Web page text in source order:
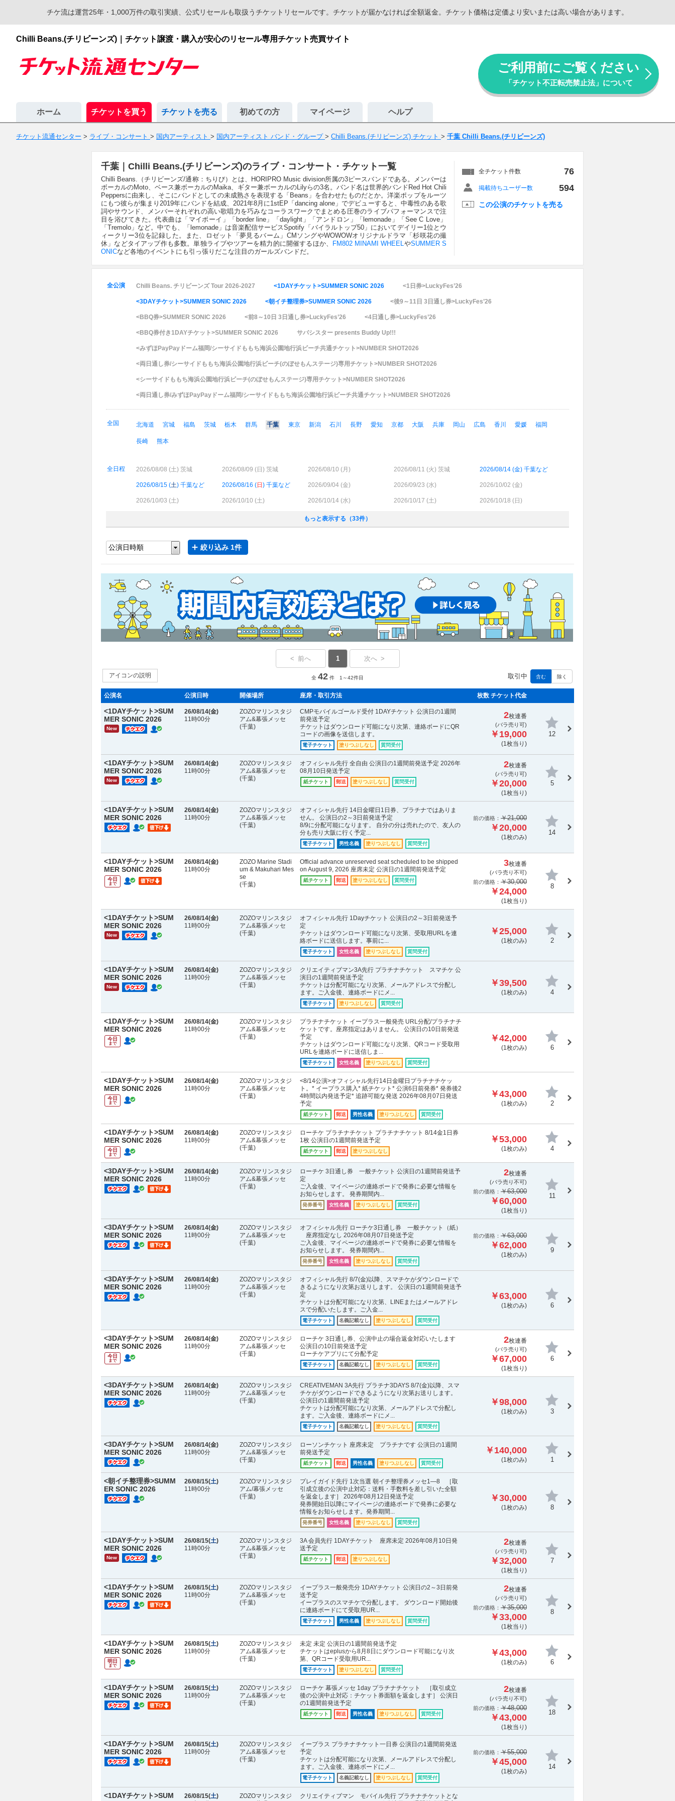
チケ流は運営25年・1,000万件の取引実績、公式リセールも取扱うチケットリセールです。チケットが届かなければ全額返金。チケット価格は定価より安いまたは高い場合があります。
Chilli Beans.(チリビーンズ)｜チケット譲渡・購入が安心のリセール専用チケット売買サイト
ご利用前にご覧ください
「チケット不正転売禁止法」について
ホーム チケットを買う チケットを売る 初めての方 マイページ ヘルプ
チケット流通センター > ライブ・コンサート > 国内アーティスト > 国内アーティスト バンド・グループ > Chilli Beans.(チリビーンズ) チケット > 千葉 Chilli Beans.(チリビーンズ)
千葉｜Chilli Beans.(チリビーンズ)のライブ・コンサート・チケット一覧
Chilli Beans.（チリビーンズ/通称：ちりび）とは、HORIPRO Music division所属の3ピースバンドである。メンバーは
ボーカルのMoto、ベース兼ボーカルのMaika、ギター兼ボーカルのLilyらの3名。バンド名は世界的バンドRed Hot Chili
Peppersに由来し、そこにバンドとしての未成熟さを表現する「Beans」を合わせたものだとか。洋楽ポップをルーツ
にもつ彼らが集まり2019年にバンドを結成、2021年8月に1stEP「dancing alone」でデビューすると、中毒性のある歌
詞やサウンド、メンバーそれぞれの高い歌唱力を巧みなコーラスワークでまとめる圧巻のライブパフォーマンスで注
目を浴びてきた。代表曲は「マイボーイ」「border line」「daylight」「アンドロン」「lemonade」「See C Love」
「Tremolo」など。中でも、「lemonade」は音楽配信サービスSpotify「バイラルトップ50」においてデイリー1位とウ
ィークリー3位を記録した。また、ロゼット「夢見るバーム」CMソングやWOWOWオリジナルドラマ「杉咲花の撮
休」などタイアップ作も多数。単独ライブやツアーを精力的に開催するほか、
FM802 MINAMI WHEELやSUMMER S
ONICなど各地のイベントにも引っ張りだこな注目のガールズバンドだ。
全チケット件数 76
掲載待ちユーザー数 594
この公演のチケットを売る
全公演 Chilli Beans. チリビーンズ Tour 2026-2027 <1DAYチケット>SUMMER SONIC 2026 <1日券>LuckyFes’26
<3DAYチケット>SUMMER SONIC 2026 <朝イチ整理券>SUMMER SONIC 2026 <後9～11日 3日通し券>LuckyFes’26
<BBQ券>SUMMER SONIC 2026 <前8～10日 3日通し券>LuckyFes’26 <4日通し券>LuckyFes’26
<BBQ券付き1DAYチケット>SUMMER SONIC 2026 サバシスター presents Buddy Up!!!
<みずほPayPayドーム福岡/シーサイドももち海浜公園地行浜ビーチ共通チケット>NUMBER SHOT2026
<両日通し券/シーサイドももち海浜公園地行浜ビーチ(のぼせもんステージ)専用チケット>NUMBER SHOT2026
<シーサイドももち海浜公園地行浜ビーチ(のぼせもんステージ)専用チケット>NUMBER SHOT2026
<両日通し券/みずほPayPayドーム福岡/シーサイドももち海浜公園地行浜ビーチ共通チケット>NUMBER SHOT2026
全国 北海道 宮城 福島 茨城 栃木 群馬 千葉 東京 新潟 石川 長野 愛知 京都 大阪 兵庫 岡山 広島 香川 愛媛 福岡
長崎 熊本
全日程 2026/08/08 (土) 茨城 2026/08/09 ( 日 ) 茨城 2026/08/10 (月 ) 2026/08/11 (火) 茨城 2026/08/14 (金) 千葉など
2026/08/15 (土) 千葉など 2026/08/16 (日 ) 千葉など 2026/09/04 (金) 2026/09/23 (水) 2026/10/02 (金)
2026/10/03 (土) 2026/10/10 (土) 2026/10/14 (水) 2026/10/17 (土) 2026/10/18 ( 日 )
もっと表示する（33件）
絞り込み 1件
アイコンの説明 取引中 含む 除く
< 前へ 1 次へ >
全 42 件 1～42件目
公演名 公演日時 開催場所 座席・取引方法 枚数 チケット代金
<1DAYチケット>SUM
MER SONIC 2026
New
26/08/14(金)
11時00分
ZOZOマリンスタジ
アム&幕張メッセ
(千葉)
CMPモバイルゴールド受付 1DAYチケット 公演日の1週間
前発送予定
チケットはダウンロード可能になり次第、連絡ボードにQR
コードの画像を送信します。
電子チケット 塗りつぶしなし 質問受付
2枚連番
(バラ売り可)
￥19,000
(1枚当り)
12
<1DAYチケット>SUM
MER SONIC 2026
New
26/08/14(金)
11時00分
ZOZOマリンスタジ
アム&幕張メッセ
(千葉)
オフィシャル先行 全自由 公演日の1週間前発送予定 2026年
08月10日発送予定
紙チケット 郵送 塗りつぶしなし 質問受付
2枚連番
(バラ売り可)
￥20,000
(1枚当り)
5
<1DAYチケット>SUM
MER SONIC 2026
26/08/14(金)
11時00分
ZOZOマリンスタジ
アム&幕張メッセ
(千葉)
オフィシャル先行 14日金曜日1日券、プラチナではありま
せん。 公演日の2～3日前発送予定
8/9に分配可能になります。 自分の分は売れたので、友人の
分も売り大阪に行く予定...
電子チケット 男性名義 塗りつぶしなし 質問受付
前の価格： ￥21,000
￥20,000
(1枚のみ)
14
<1DAYチケット>SUM
MER SONIC 2026
今日
まで
26/08/14(金)
11時00分
ZOZO Marine Stadi
um & Makuhari Mes
se
(千葉)
Official advance unreserved seat scheduled to be shipped
on August 9, 2026 座席未定 公演日の1週間前発送予定
紙チケット 郵送 塗りつぶしなし 質問受付
3枚連番
(バラ売り不可)
前の価格： ￥30,000
￥24,000
(1枚当り)
8
<1DAYチケット>SUM
MER SONIC 2026
New
26/08/14(金)
11時00分
ZOZOマリンスタジ
アム&幕張メッセ
(千葉)
オフィシャル先行 1Dayチケット 公演日の2～3日前発送予
定
チケットはダウンロード可能になり次第、受取用URLを連
絡ボードに送信します。事前に...
電子チケット 女性名義 塗りつぶしなし 質問受付
￥25,000
(1枚のみ) 2
<1DAYチケット>SUM
MER SONIC 2026
New
26/08/14(金)
11時00分
ZOZOマリンスタジ
アム&幕張メッセ
(千葉)
クリエイティブマン3A先行 プラチナチケット スマチケ 公
演日の1週間前発送予定
チケットは分配可能になり次第、メールアドレスで分配し
ます。ご入金後、連絡ボードにメ...
電子チケット 塗りつぶしなし 質問受付
￥39,500
(1枚のみ) 4
<1DAYチケット>SUM
MER SONIC 2026
今日
まで
26/08/14(金)
11時00分
ZOZOマリンスタジ
アム&幕張メッセ
(千葉)
プラチナチケット イープラス一般発売 URL分配/プラチナチ
ケットです。座席指定はありません。 公演日の10日前発送
予定
チケットはダウンロード可能になり次第、QRコード受取用
URLを連絡ボードに送信しま...
電子チケット 女性名義 塗りつぶしなし 質問受付
￥42,000
(1枚のみ) 6
<1DAYチケット>SUM
MER SONIC 2026
今日
まで
26/08/14(金)
11時00分
ZOZOマリンスタジ
アム&幕張メッセ
(千葉)
<8/14公演>オフィシャル先行14日金曜日プラチナチケッ
ト。* イープラス購入* 紙チケット* 公演6日前発券* 発券後2
4時間以内発送予定* 追跡可能な発送 2026年08月07日発送
予定
紙チケット 郵送 男性名義 塗りつぶしなし 質問受付
￥43,000
(1枚のみ) 2
<1DAYチケット>SUM
MER SONIC 2026
今日
まで
26/08/14(金)
11時00分
ZOZOマリンスタジ
アム&幕張メッセ
(千葉)
ローチケ プラチナチケット プラチナチケット 8/14金1日券
1枚 公演日の1週間前発送予定
紙チケット 郵送 塗りつぶしなし
￥53,000
(1枚のみ) 4
<3DAYチケット>SUM
MER SONIC 2026
26/08/14(金)
11時00分
ZOZOマリンスタジ
アム&幕張メッセ
(千葉)
ローチケ 3日通し券 一般チケット 公演日の1週間前発送予
定
ご入金後、マイページの連絡ボードで発券に必要な情報を
お知らせします。 発券期間内...
発券番号 女性名義 塗りつぶしなし 質問受付
2枚連番
(バラ売り不可)
前の価格： ￥63,000
￥60,000
(1枚当り)
11
<3DAYチケット>SUM
MER SONIC 2026
26/08/14(金)
11時00分
ZOZOマリンスタジ
アム&幕張メッセ
(千葉)
オフィシャル先行 ローチケ3日通し券 一般チケット（紙）
座席指定なし 2026年08月07日発送予定
ご入金後、マイページの連絡ボードで発券に必要な情報を
お知らせします。 発券期間内...
発券番号 女性名義 塗りつぶしなし 質問受付
前の価格： ￥63,000
￥62,000
(1枚のみ)
9
<3DAYチケット>SUM
MER SONIC 2026
26/08/14(金)
11時00分
ZOZOマリンスタジ
アム&幕張メッセ
(千葉)
オフィシャル先行 8/7(金)以降、スマチケがダウンロードで
きるようになり次第お送りします。 公演日の1週間前発送予
定
チケットは分配可能になり次第、LINEまたはメールアドレ
スで分配いたします。ご入金...
電子チケット 名義記載なし 塗りつぶしなし 質問受付
￥63,000
(1枚のみ) 6
<3DAYチケット>SUM
MER SONIC 2026
今日
まで
26/08/14(金)
11時00分
ZOZOマリンスタジ
アム&幕張メッセ
(千葉)
ローチケ 3日通し券、公演中止の場合返金対応いたします
公演日の10日前発送予定
ローチケアプリにて分配予定
電子チケット 名義記載なし 塗りつぶしなし 質問受付
2枚連番
(バラ売り可)
￥67,000
(1枚当り)
6
<3DAYチケット>SUM
MER SONIC 2026
26/08/14(金)
11時00分
ZOZOマリンスタジ
アム&幕張メッセ
(千葉)
CREATIVEMAN 3A先行 プラチナ3DAYS 8/7(金)以降、スマ
チケがダウンロードできるようになり次第お送りします。
公演日の1週間前発送予定
チケットは分配可能になり次第、メールアドレスで分配し
ます。ご入金後、連絡ボードにメ...
電子チケット 名義記載なし 塗りつぶしなし 質問受付
￥98,000
(1枚のみ) 3
<3DAYチケット>SUM
MER SONIC 2026
26/08/14(金)
11時00分
ZOZOマリンスタジ
アム&幕張メッセ
(千葉)
ローソンチケット 座席未定 プラチナです 公演日の1週間
前発送予定
紙チケット 郵送 男性名義 塗りつぶしなし 質問受付
￥140,000
(1枚のみ) 1
<朝イチ整理券>SUMM
ER SONIC 2026
26/08/15(土)
11時00分
ZOZOマリンスタジ
アム/幕張メッセ
(千葉)
プレイガイド先行 1次当選 朝イチ整理券メッセ1―8 ［取
引成立後の公演中止対応：送料・手数料を差し引いた全額
を返金します］ 2026年08月12日発送予定
発券開始日以降にマイページの連絡ボードで発券に必要な
情報をお知らせします。発券期間...
発券番号 女性名義 塗りつぶしなし 質問受付
￥30,000
(1枚のみ) 8
<1DAYチケット>SUM
MER SONIC 2026
New
26/08/15(土)
11時00分
ZOZOマリンスタジ
アム&幕張メッセ
(千葉)
3A 会員先行 1DAYチケット 座席未定 2026年08月10日発
送予定
紙チケット 郵送 塗りつぶしなし
2枚連番
(バラ売り可)
￥32,000
(1枚当り)
7
<1DAYチケット>SUM
MER SONIC 2026
26/08/15(土)
11時00分
ZOZOマリンスタジ
アム&幕張メッセ
(千葉)
イープラス一般発売分 1DAYチケット 公演日の2～3日前発
送予定
イープラスのスマチケで分配します。 ダウンロード開始後
に連絡ボードにて受取用UR...
電子チケット 男性名義 塗りつぶしなし 質問受付
2枚連番
(バラ売り可)
前の価格： ￥35,000
￥33,000
(1枚当り)
8
<1DAYチケット>SUM
MER SONIC 2026
明日
まで
26/08/15(土)
11時00分
ZOZOマリンスタジ
アム&幕張メッセ
(千葉)
未定 未定 公演日の1週間前発送予定
チケットはeplusから8月8日にダウンロード可能になり次
第、QRコード受取用UR...
電子チケット 塗りつぶしなし 質問受付
￥43,000
(1枚のみ) 6
<1DAYチケット>SUM
MER SONIC 2026
26/08/15(土)
11時00分
ZOZOマリンスタジ
アム&幕張メッセ
(千葉)
ローチケ 幕張メッセ 1day プラチナチケット ［取引成立
後の公演中止対応：チケット券面額を返金します］ 公演日
の1週間前発送予定
紙チケット 郵送 男性名義 塗りつぶしなし 質問受付
2枚連番
(バラ売り不可)
前の価格： ￥48,000
￥43,000
(1枚当り)
18
<1DAYチケット>SUM
MER SONIC 2026
26/08/15(土)
11時00分
ZOZOマリンスタジ
アム&幕張メッセ
(千葉)
イープラス プラチナチケット一日券 公演日の1週間前発送
予定
チケットは分配可能になり次第、メールアドレスで分配し
ます。ご入金後、連絡ボードにメ...
電子チケット 名義記載なし 塗りつぶしなし 質問受付
前の価格： ￥55,000
￥45,000
(1枚のみ)
14
<1DAYチケット>SUM
26/08/15(土)
ZOZOマリンスタジ
クリエイティブマン モバイル先行 プラチナチケットとな